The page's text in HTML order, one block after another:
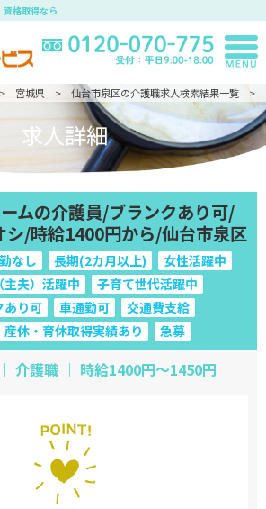
格取得なら
宮城県 仙台市泉区の介護職求人検索結果一覧
求人詳細
ムの介護員/ブランクあり可/
シ/時給1400円から/仙台市泉区
なし 長期(2カ月以上)
女性活躍中
主夫）活躍中
子育て世代活躍中
あり可 車通勤可
交通費支給
産休・育休取得実績あり 急募
介護職 ｜ 時給1400円～1450円